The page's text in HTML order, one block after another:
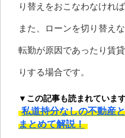
り替えをおこなわなければ
また、ローンを切り替え
転勤が原因であったり賃
りする場合です。
▼この記事も読まれていま
私道持分なしの不動産
まとめて解説！